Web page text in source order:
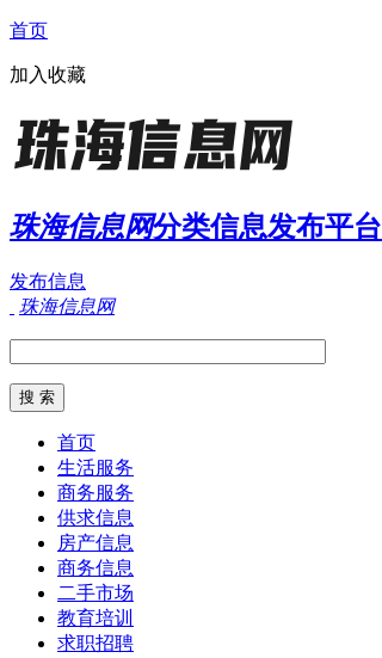
首页
加入收藏
珠海信息网分类信息发布平台
发布信息
珠海信息网
首页
生活服务
商务服务
供求信息
房产信息
商务信息
二手市场
教育培训
求职招聘